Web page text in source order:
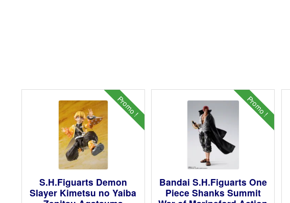
Promo !
S.H.Figuarts Demon
Slayer Kimetsu no Yaiba
Promo !
Bandai S.H.Figuarts One
Piece Shanks Summit